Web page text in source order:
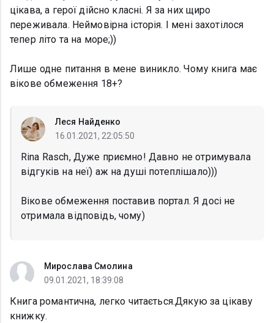
цікава, а герої дійсно класні. Я за них щиро
переживала. Неймовірна історія. І мені захотілося
тепер літо та на море;))
Лише одне питання в мене виникло. Чому книга має
вікове обмеження 18+?
Леся Найденко
16.01.2021, 22:05:50
Rina Rasch, Дуже приємно! Давно не отримувала
відгуків на неї) аж на душі потеплішало)))
Вікове обмеження поставив портал. Я досі не
отримала відповідь, чому)
Мирослава Смолина
09.01.2021, 18:39:08
Книга романтична, легко читається.Дякую за цікаву
книжку.